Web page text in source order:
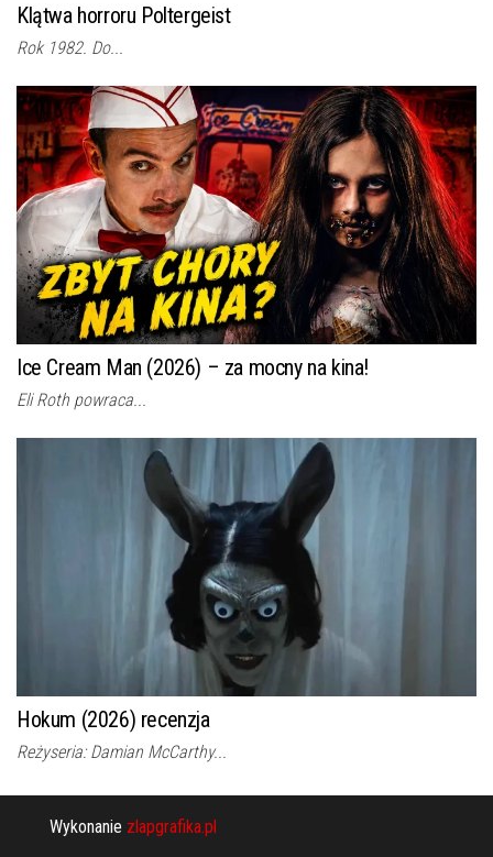
Klątwa horroru Poltergeist
Rok 1982. Do...
Ice Cream Man (2026) – za mocny na kina!
Eli Roth powraca...
Hokum (2026) recenzja
Reżyseria: Damian McCarthy...
Wykonanie zlapgrafika.pl